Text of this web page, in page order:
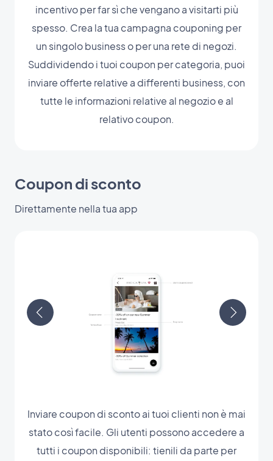
incentivo per far sì che vengano a visitarti più
spesso. Crea la tua campagna couponing per
un singolo business o per una rete di negozi.
Suddividendo i tuoi coupon per categoria, puoi
inviare offerte relative a differenti business, con
tutte le informazioni relative al negozio e al
relativo coupon.
Coupon di sconto
Direttamente nella tua app
Inviare coupon di sconto ai tuoi clienti non è mai
stato così facile. Gli utenti possono accedere a
tutti i coupon disponibili: tienili da parte per